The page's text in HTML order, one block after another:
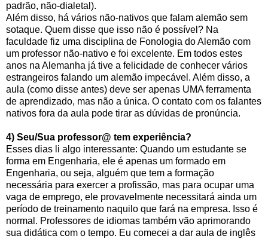
padrão, não-dialetal).
Além disso, há vários não-nativos que falam alemão sem
sotaque. Quem disse que isso não é possível? Na
faculdade fiz uma disciplina de Fonologia do Alemão com
um professor não-nativo e foi excelente. Em todos estes
anos na Alemanha já tive a felicidade de conhecer vários
estrangeiros falando um alemão impecável. Além disso, a
aula (como disse antes) deve ser apenas UMA ferramenta
de aprendizado, mas não a única. O contato com os falantes
nativos fora da aula pode tirar as dúvidas de pronúncia.
4) Seu/Sua professor@ tem experiência?
Esses dias li algo interessante: Quando um estudante se
forma em Engenharia, ele é apenas um formado em
Engenharia, ou seja, alguém que tem a formação
necessária para exercer a profissão, mas para ocupar uma
vaga de emprego, ele provavelmente necessitará ainda um
período de treinamento naquilo que fará na empresa. Isso é
normal. Professores de idiomas também vão aprimorando
sua didática com o tempo. Eu comecei a dar aula de inglês